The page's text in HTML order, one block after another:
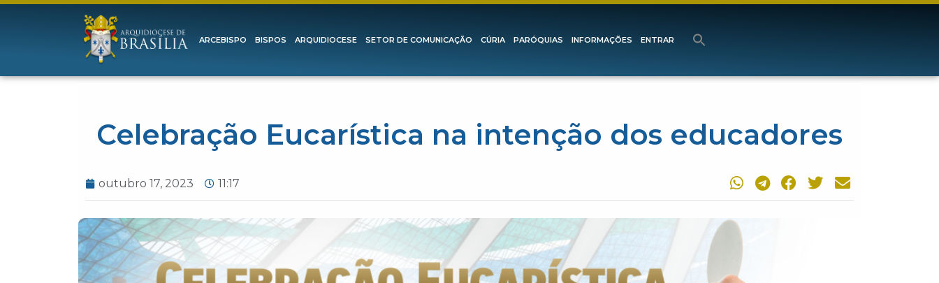
ARCEBISPO BISPOS ARQUIDIOCESE SETOR DE COMUNICAÇÃO CÚRIA PARÓQUIAS INFORMAÇÕES ENTRAR
Celebração Eucarística na intenção dos educadores
outubro 17, 2023 11:17